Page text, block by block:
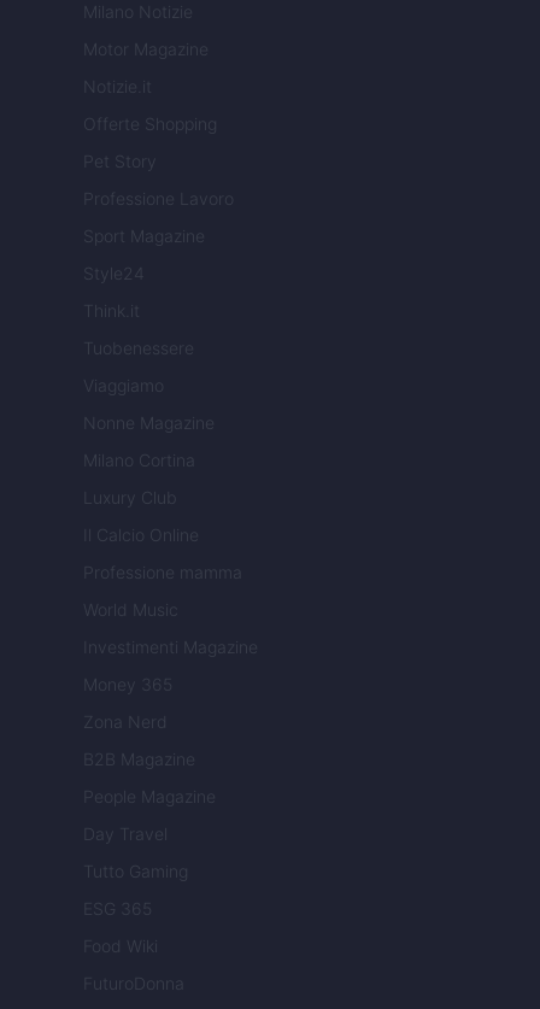
Milano Notizie
Motor Magazine
Notizie.it
Offerte Shopping
Pet Story
Professione Lavoro
Sport Magazine
Style24
Think.it
Tuobenessere
Viaggiamo
Nonne Magazine
Milano Cortina
Luxury Club
Il Calcio Online
Professione mamma
World Music
Investimenti Magazine
Money 365
Zona Nerd
B2B Magazine
People Magazine
Day Travel
Tutto Gaming
ESG 365
Food Wiki
FuturoDonna